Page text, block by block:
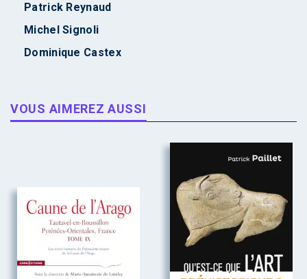
Patrick Reynaud
Michel Signoli
Dominique Castex
VOUS AIMEREZ AUSSI